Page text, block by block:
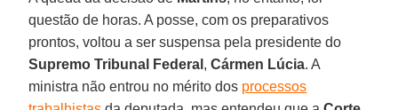
questão de horas. A posse, com os preparativos
prontos, voltou a ser suspensa pela presidente do
Supremo Tribunal Federal ,Cármen Lúcia. A
ministra não entrou no mérito dos processos